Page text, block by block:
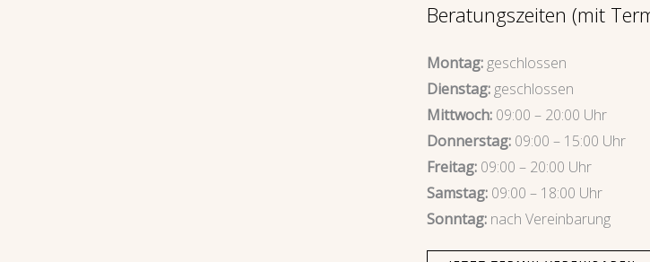
Beratungszeiten (mit
Montag: geschlossen
Dienstag: geschlossen
Mittwoch: 09:00 – 20:00 Uhr
Donnerstag: 09:00 – 15:00 Uhr
Freitag: 09:00 – 20:00 Uhr
Samstag: 09:00 – 18:00 Uhr
Sonntag: nach Vereinbarung